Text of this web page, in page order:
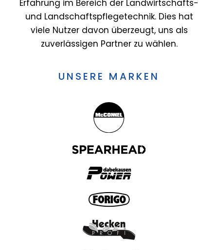
Erfahrung im Bereich der Landwirtschafts-
und Landschaftspflegetechnik. Dies hat
viele Nutzer davon überzeugt, uns als
zuverlässigen Partner zu wählen.
UNSERE MARKEN